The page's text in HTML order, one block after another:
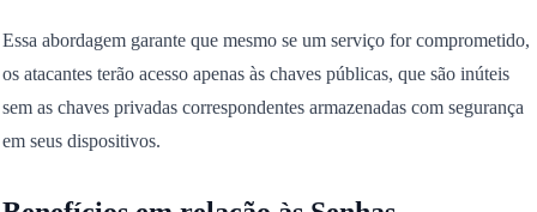
Essa abordagem garante que mesmo se um serviço for comprometido,
os atacantes terão acesso apenas às chaves públicas, que são inúteis
sem as chaves privadas correspondentes armazenadas com segurança
em seus dispositivos.